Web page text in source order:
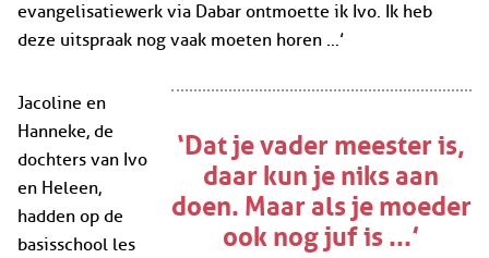
evangelisatiewerk via Dabar ontmoette ik Ivo. Ik heb
deze uitspraak nog vaak moeten horen …’
‘Dat je vader meester is,
daar kun je niks aan
doen. Maar als je moeder
ook nog juf is ...’
Jacoline en
Hanneke, de
dochters van Ivo
en Heleen,
hadden op de
basisschool les